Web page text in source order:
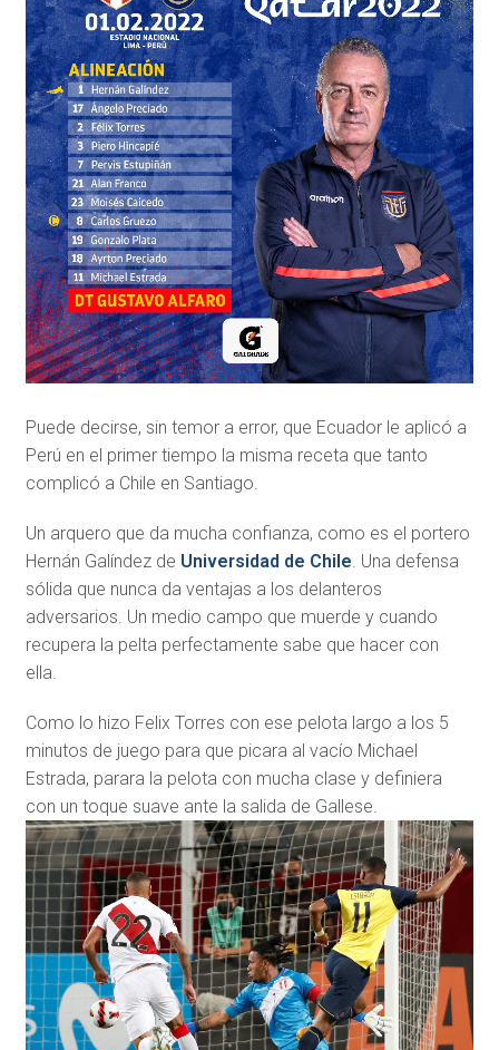
Puede decirse, sin temor a error, que Ecuador le aplicó a
Perú en el primer tiempo la misma receta que tanto
complicó a Chile en Santiago.
Un arquero que da mucha confianza, como es el portero
Hernán Galíndez de Universidad de Chile. Una defensa
sólida que nunca da ventajas a los delanteros
adversarios. Un medio campo que muerde y cuando
recupera la pelta perfectamente sabe que hacer con
ella.
Como lo hizo Felix Torres con ese pelota largo a los 5
minutos de juego para que picara al vacío Michael
Estrada, parara la pelota con mucha clase y definiera
con un toque suave ante la salida de Gallese.